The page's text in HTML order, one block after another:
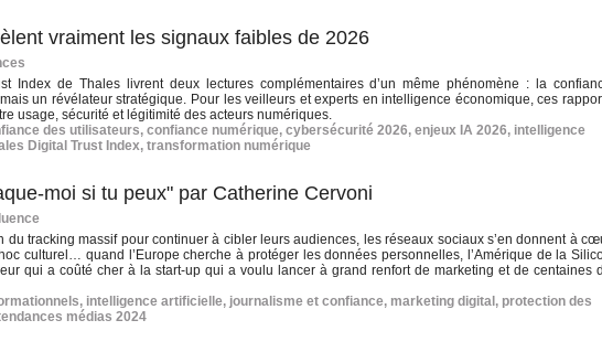
vraiment les signaux faibles de 2026
Index de Thales livrent deux lectures complémentaires d’un même phénomène : la
un révélateur stratégique. Pour les veilleurs et experts en intelligence économique, ces
usage, sécurité et légitimité des acteurs numériques.
des utilisateurs, confiance numérique, cybersécurité 2026, enjeux IA 2026, intelligence
Digital Trust Index, transformation numérique
moi si tu peux" par Catherine Cervoni
tracking massif pour continuer à cibler leurs audiences, les réseaux sociaux s’en donnent à
culturel… quand l’Europe cherche à protéger les données personnelles, l’Amérique de la
qui a coûté cher à la start-up qui a voulu lancer à grand renfort de marketing et de centaines
, intelligence artificielle, journalisme et confiance, marketing digital , protection des
médias 2024